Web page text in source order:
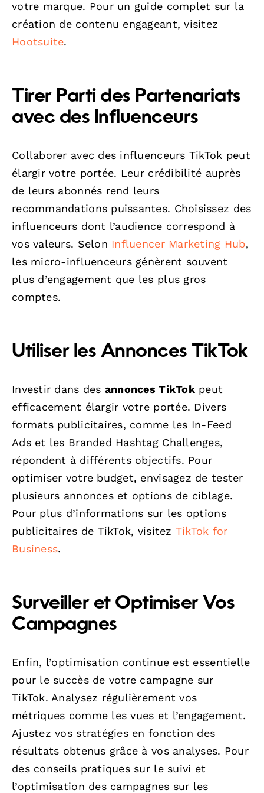
votre marque. Pour un guide complet sur la
création de contenu engageant, visitez
Hootsuite.
Tirer Parti des Partenariats
avec des Influenceurs
Collaborer avec des influenceurs TikTok peut
élargir votre portée. Leur crédibilité auprès
de leurs abonnés rend leurs
recommandations puissantes. Choisissez des
influenceurs dont l’audience correspond à
vos valeurs. Selon Influencer Marketing Hub,
les micro-influenceurs génèrent souvent
plus d’engagement que les plus gros
comptes.
Utiliser les Annonces TikTok
Investir dans des annonces TikTokpeut
efficacement élargir votre portée. Divers
formats publicitaires, comme les In-Feed
Ads et les Branded Hashtag Challenges,
répondent à différents objectifs. Pour
optimiser votre budget, envisagez de tester
plusieurs annonces et options de ciblage.
Pour plus d’informations sur les options
publicitaires de TikTok, visitez TikTok for
Business.
Surveiller et Optimiser Vos
Campagnes
Enfin, l’optimisation continue est essentielle
pour le succès de votre campagne sur
TikTok. Analysez régulièrement vos
métriques comme les vues et l’engagement.
Ajustez vos stratégies en fonction des
résultats obtenus grâce à vos analyses. Pour
des conseils pratiques sur le suivi et
l’optimisation des campagnes sur les